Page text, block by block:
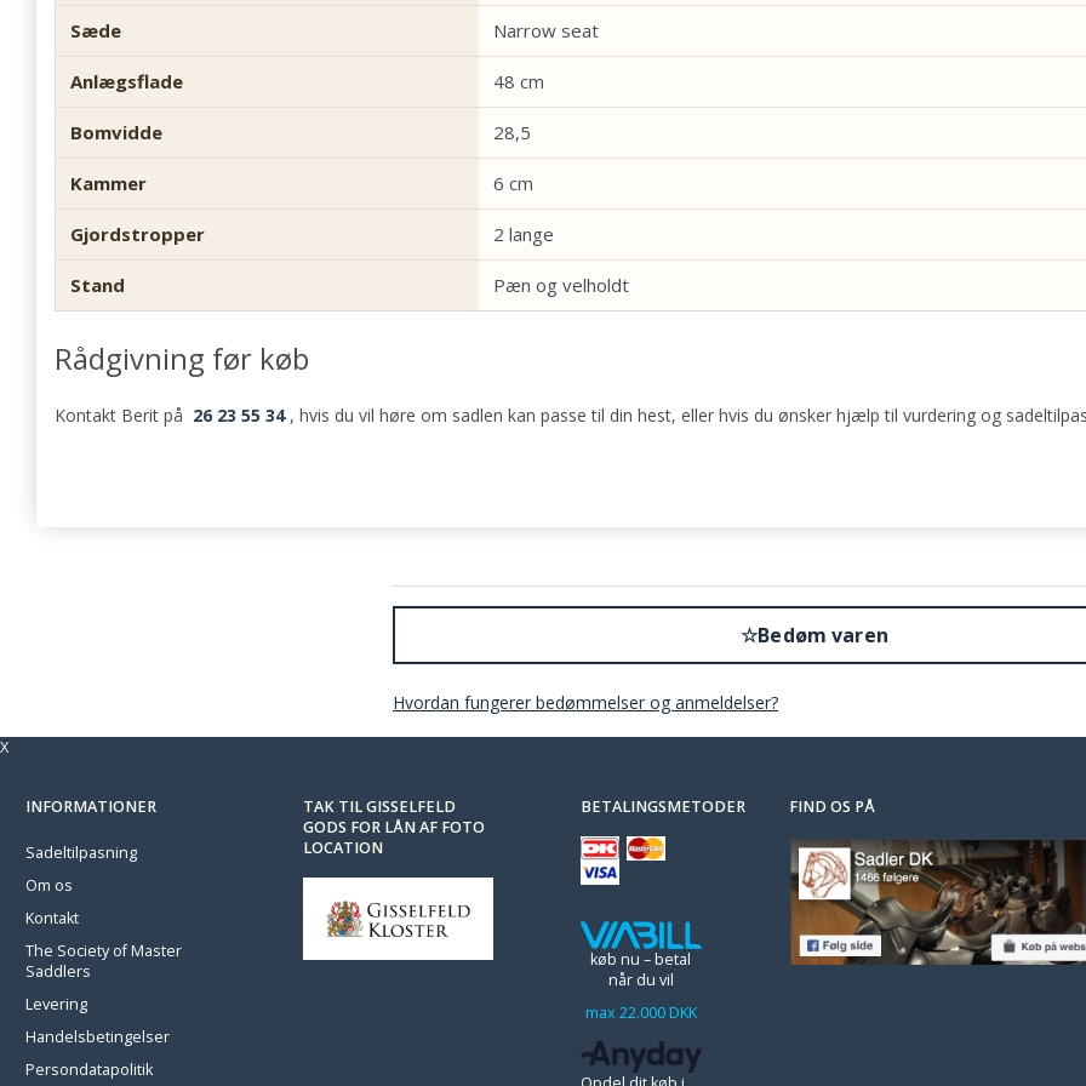
Sæde Narrow seat
Anlægsflade 48 cm
Bomvidde 28,5
Kammer 6 cm
Gjordstropper 2 lange
Stand Pæn og velholdt
Rådgivning før køb
Kontakt Berit på 26 23 55 34 , hvis du vil høre om sadlen kan passe til din hest, eller hvis du ønsker hjælp til vurdering og
☆Bedøm varen
Hvordan fungerer bedømmelser og anmeldelser?
X
INFORMATIONER
Sadeltilpasning
Om os
Kontakt
The Society of Master
Saddlers
Levering
Handelsbetingelser
Persondatapolitik
TAK TIL GISSELFELD
GODS FOR LÅN AF FOTO
LOCATION
BETALINGSMETODER
køb nu – betal
når du vil
max 22.000 DKK
FIND OS PÅ